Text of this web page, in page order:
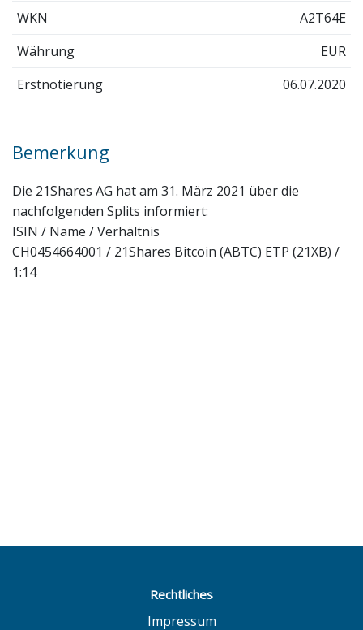
WKN
A2T64E
Währung
EUR
Erstnotierung
06.07.2020
Bemerkung
Die 21Shares AG hat am 31. März 2021 über die
nachfolgenden Splits informiert:
ISIN / Name / Verhältnis
CH0454664001 / 21Shares Bitcoin (ABTC) ETP (21XB) /
1:14
Rechtliches
Impressum